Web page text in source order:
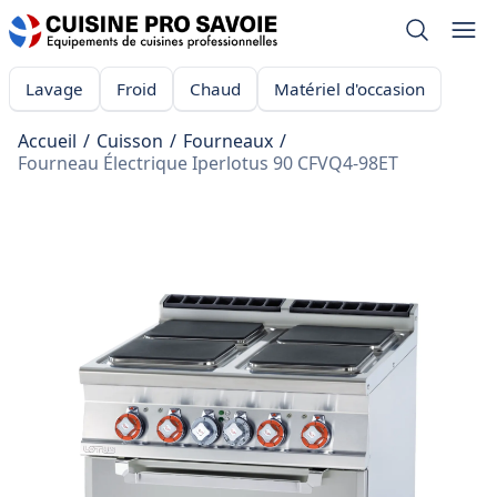
Lavage Froid Chaud Matériel d'occasion
Accueil / Cuisson / Fourneaux /
Fourneau Électrique Iperlotus 90 CFVQ4-98ET